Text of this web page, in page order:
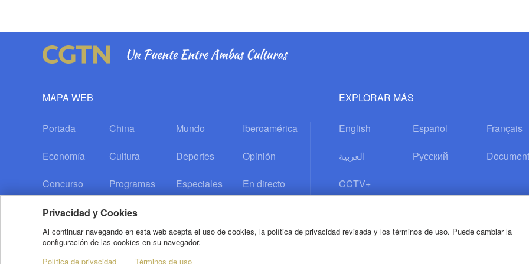
Privacidad y Cookies
Al continuar navegando en esta web acepta el uso de cookies, la política de privacidad revisada y los términos de uso. Puede cambiar la
configuración de las cookies en su navegador.
Política de privacidad
Términos de uso
MAPA WEB
Portada China Mundo Iberoamérica
Economía Cultura Deportes Opinión
Concurso Programas Especiales En directo
EXPLORAR MÁS
English Español Français
العربية Русский
CCTV+
Copyright © 2020 CGTN. Beijing ICP prepared NO.16065310-3